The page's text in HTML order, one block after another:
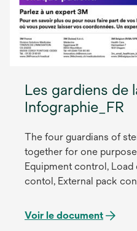
Les gardiens de
Infographie_FR
The four guardians of
together for one
Equipment control,
contol, External pack
Voir le document